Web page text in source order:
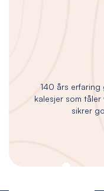
140 års
kalesjer som
sikrer